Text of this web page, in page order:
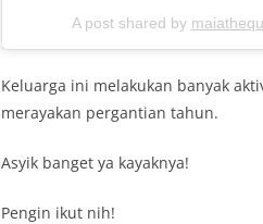
A post shared by
Keluarga ini melakukan banyak
merayakan pergantian tahun.
Asyik banget ya kayaknya!
Pengin ikut nih!